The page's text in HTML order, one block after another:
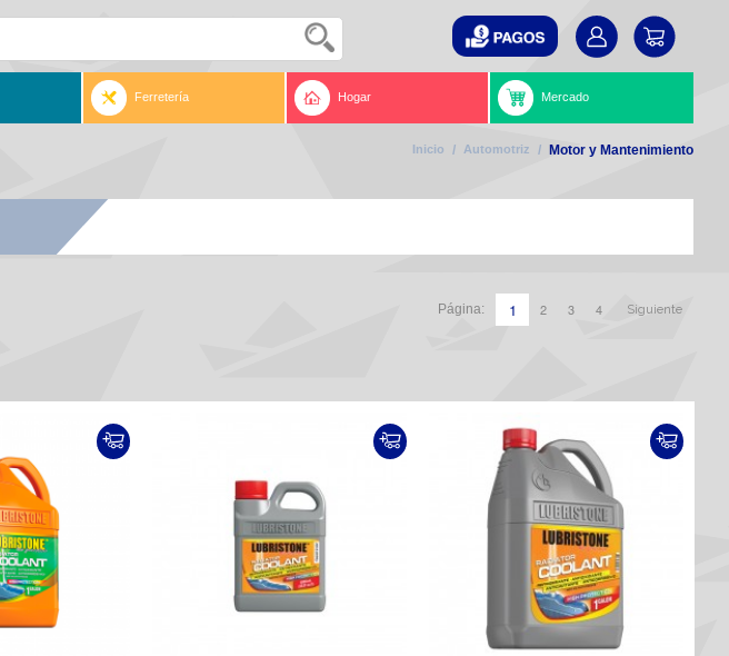
Ferretería Hogar Mercado
Inicio / Automotriz / Motor y Mantenimiento
Página: 1 2 3 4 Siguiente